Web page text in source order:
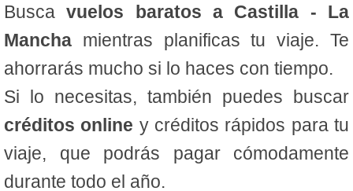
Buscavuelos baratos a Castilla - La
Mancha mientras planificas tu viaje. Te
ahorrarás mucho si lo haces con tiempo.
Si lo necesitas, también puedes buscar
créditos online y créditos rápidos para tu
viaje, que podrás pagar cómodamente
durante todo el año.